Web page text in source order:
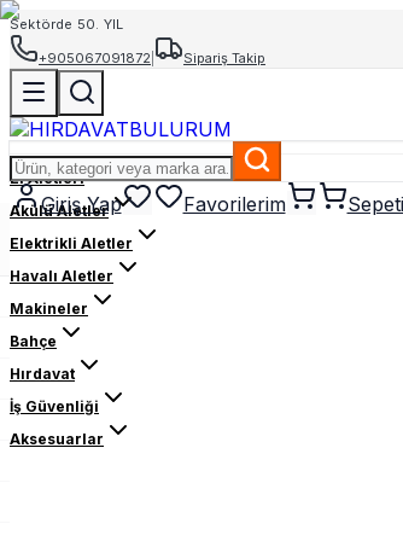
Sektörde 50. YIL
+905067091872
Sipariş Takip
Giriş Yap Favorilerim
El Aletleri
Akülü Aletler
Elektrikli Aletler
Havalı Aletler
Makineler
Bahçe
Hırdavat
İş Güvenliği
Aksesuarlar